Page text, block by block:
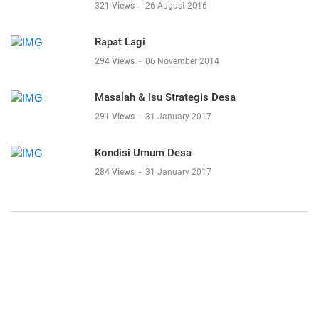
321 Views - 26 August 2016
Rapat Lagi
294 Views - 06 November 2014
Masalah & Isu Strategis Desa
291 Views - 31 January 2017
Kondisi Umum Desa
284 Views - 31 January 2017